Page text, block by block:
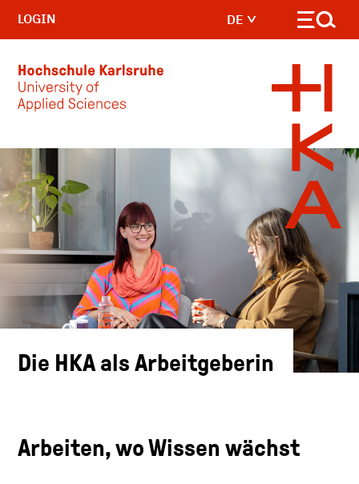
Skip to main content
DE
LOGIN
Die HKA als Arbeitgeberin
Arbeiten, wo Wissen wächst